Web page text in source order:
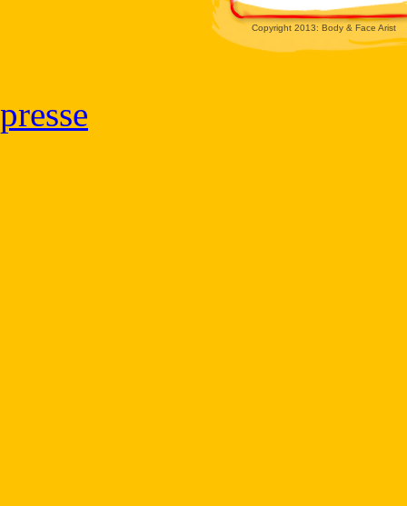
Copyright 2013: Body & Face Arist
presse